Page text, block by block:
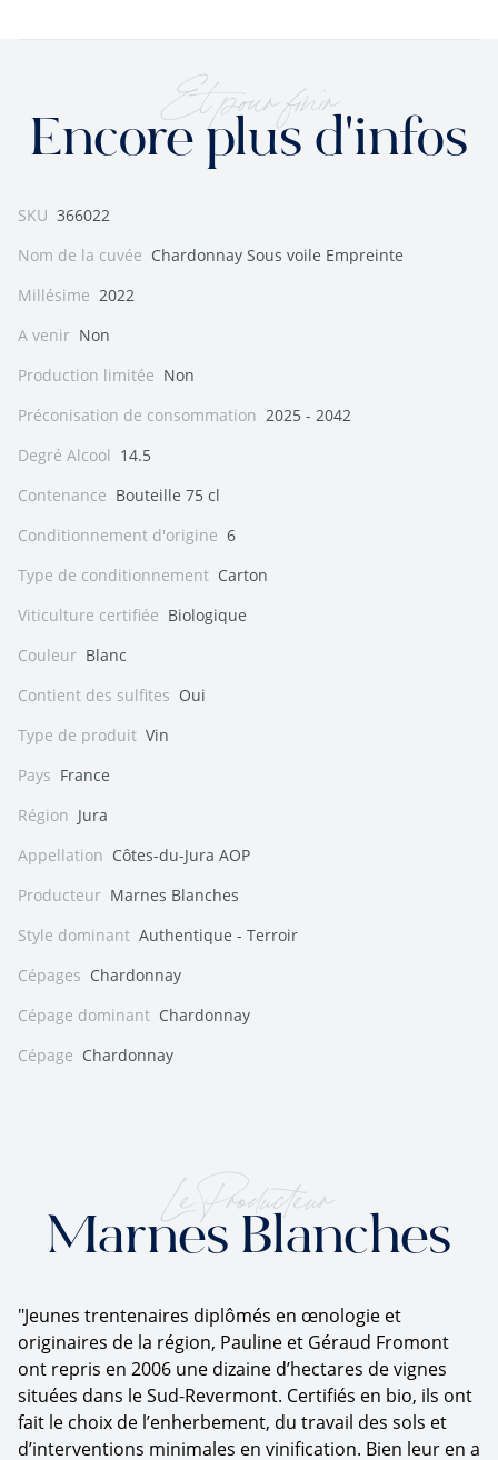
Et pour finir
Encore plus d'infos
SKU 366022
Nom de la cuvée Chardonnay Sous voile Empreinte
Millésime 2022
A venir Non
Production limitée Non
Préconisation de consommation 2025 - 2042
Degré Alcool 14.5
Contenance Bouteille 75 cl
Conditionnement d'origine 6
Type de conditionnement Carton
Viticulture certifiée Biologique
Couleur Blanc
Contient des sulfites Oui
Type de produit Vin
Pays France
Région Jura
Appellation Côtes-du-Jura AOP
Producteur Marnes Blanches
Style dominant Authentique - Terroir
Cépages Chardonnay
Cépage dominant Chardonnay
Cépage Chardonnay
Le Producteur
Marnes Blanches
"Jeunes trentenaires diplômés en œnologie et
originaires de la région, Pauline et Géraud Fromont
ont repris en 2006 une dizaine d’hectares de vignes
situées dans le Sud-Revermont. Certifiés en bio, ils ont
fait le choix de l’enherbement, du travail des sols et
d’interventions minimales en vinification. Bien leur en a